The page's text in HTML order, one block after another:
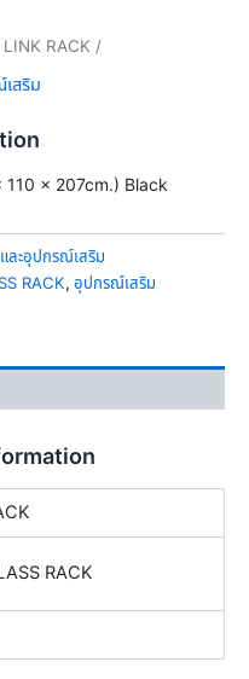
LINK RACK /
สริม
110 x 207cm.) Black
ะอุปกรณ์เสริม
RACK, อุปกรณ์เสริม
RACK